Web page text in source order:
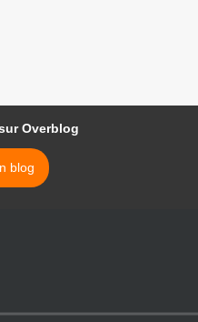
Overblog
blog